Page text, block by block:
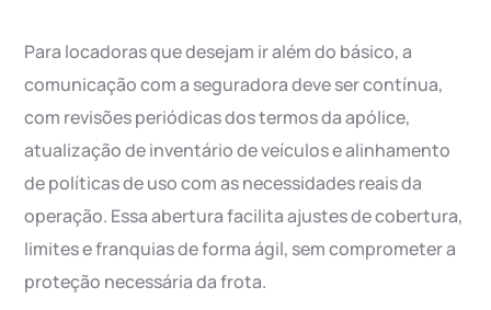
Para locadoras que desejam ir além do básico, a
comunicação com a seguradora deve ser contínua,
com revisões periódicas dos termos da apólice,
atualização de inventário de veículos e alinhamento
de políticas de uso com as necessidades reais da
operação. Essa abertura facilita ajustes de cobertura,
limites e franquias de forma ágil, sem comprometer a
proteção necessária da frota.